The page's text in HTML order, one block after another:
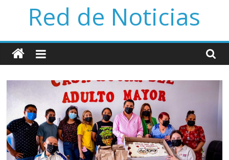
Red de Noticias